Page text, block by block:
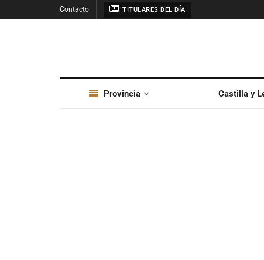
Contacto TITULARES DEL DÍA
Provincia Castilla y